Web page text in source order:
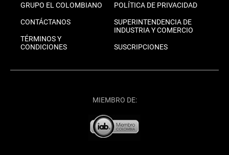
GRUPO EL COLOMBIANO
CONTÁCTANOS
TÉRMINOS Y
CONDICIONES
POLÍTICA DE PRIVACIDAD
SUPERINTENDENCIA DE
INDUSTRIA Y COMERCIO
SUSCRIPCIONES
MIEMBRO DE: